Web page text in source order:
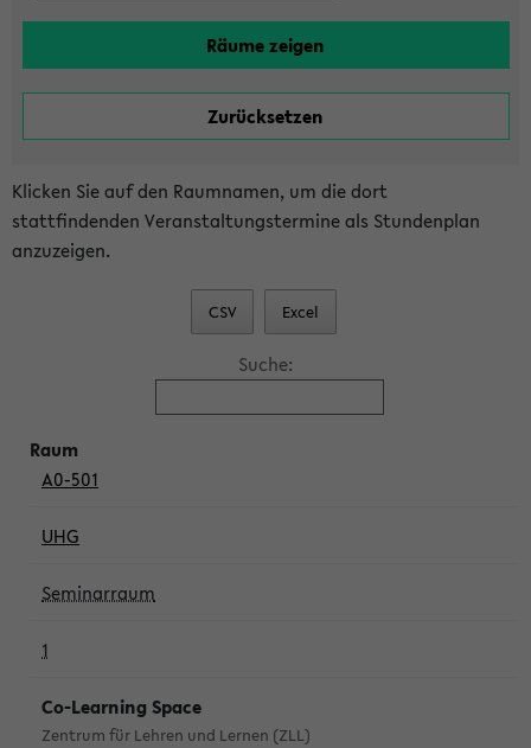
Klicken Sie auf den Raumnamen, um die dort
stattfindenden Veranstaltungstermine als Stundenplan
anzuzeigen.
CSV Excel
Suche:
A0-501
UHG
Seminarraum
1
Co-Learning Space
Zentrum für Lehren und Lernen (ZLL)